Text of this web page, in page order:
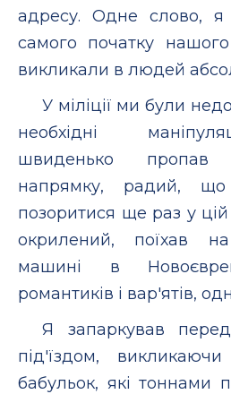
адресу. Одне слово,
самого початку
викликали в людей
У міліції ми були
необхідні
швиденько
напрямку, радий,
позоритися ще раз у цій
окрилений, поїхав
машині в
романтиків і вар'ятів,
Я запаркував
під'їздом,
бабульок, які тоннами